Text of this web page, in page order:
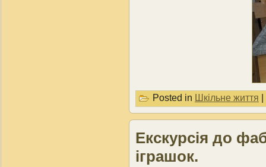
Posted in Шкільне життя
Екскурсія до
іграшок.